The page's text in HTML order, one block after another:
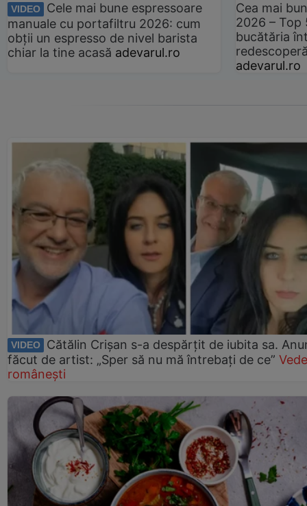
VIDEO
Cele mai bune espressoare
manuale cu portafiltru 2026: cum
obții un espresso de nivel barista
chiar la tine acasă adevarul.ro
Cea mai
2026 –
bucătăria
adevarul.ro
VIDEO
Cătălin Crișan s-a despărțit de iubita sa.
făcut de artist: „Sper să nu mă întrebați de ce”
românești